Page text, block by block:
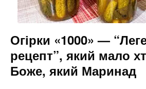
Огірки «1000» —
рецепт”, який мало
Боже, який Маринад